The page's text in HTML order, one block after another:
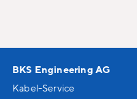
BKS Engineering AG
Kabel-Service